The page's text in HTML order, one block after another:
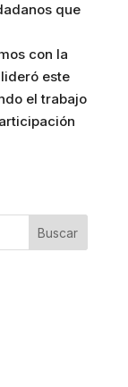
que
con la
este
el trabajo